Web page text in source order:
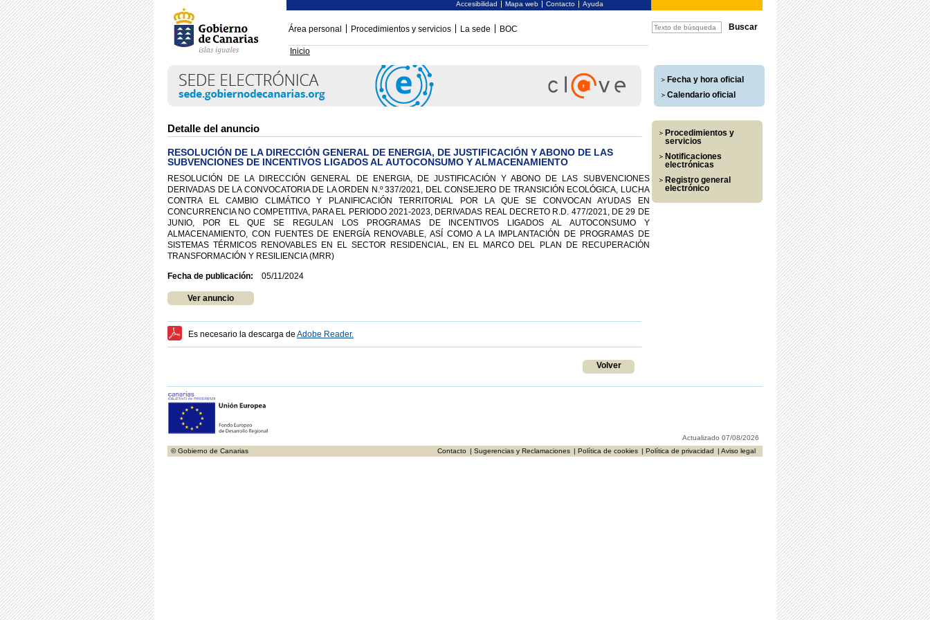
Accesibilidad Mapa web Contacto Ayuda
Área personal Procedimientos y servicios La sede BOC
Inicio
Fecha y hora oficial
Calendario oficial
Detalle del anuncio
RESOLUCIÓN DE LA DIRECCIÓN GENERAL DE ENERGIA, DE JUSTIFICACIÓN Y ABONO DE LAS
SUBVENCIONES DE INCENTIVOS LIGADOS AL AUTOCONSUMO Y ALMACENAMIENTO
RESOLUCIÓN DE LA DIRECCIÓN GENERAL DE ENERGIA, DE JUSTIFICACIÓN Y ABONO DE LAS SUBVENCIONES
DERIVADAS DE LA CONVOCATORIA DE LA ORDEN N.º 337/2021, DEL CONSEJERO DE TRANSICIÓN ECOLÓGICA, LUCHA
CONTRA EL CAMBIO CLIMÁTICO Y PLANIFICACIÓN TERRITORIAL POR LA QUE SE CONVOCAN AYUDAS EN
CONCURRENCIA NO COMPETITIVA, PARA EL PERIODO 2021-2023, DERIVADAS REAL DECRETO R.D. 477/2021, DE 29 DE
JUNIO, POR EL QUE SE REGULAN LOS PROGRAMAS DE INCENTIVOS LIGADOS AL AUTOCONSUMO Y
ALMACENAMIENTO, CON FUENTES DE ENERGÍA RENOVABLE, ASÍ COMO A LA IMPLANTACIÓN DE PROGRAMAS DE
SISTEMAS TÉRMICOS RENOVABLES EN EL SECTOR RESIDENCIAL, EN EL MARCO DEL PLAN DE RECUPERACIÓN
TRANSFORMACIÓN Y RESILIENCIA (MRR)
Fecha de publicación: 05/11/2024
Ver anuncio
Es necesario la descarga de Adobe Reader.
Volver
Procedimientos y
servicios
Notificaciones
electrónicas
Registro general
electrónico
Actualizado 07/08/2026
© Gobierno de Canarias
| Aviso legal
| Política de privacidad
| Política de cookies
| Sugerencias y Reclamaciones
Contacto